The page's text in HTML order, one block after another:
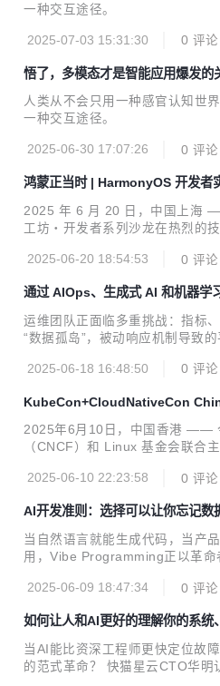
一种交互途径。
2025-07-03 15:31:30 0 评论
悟了，多模态才是智能应用爆发的
人类从不会只用一种感官认知世
一种交互途径。
2025-06-30 17:07:26 0 评论
鸿蒙正当时 | HarmonyOS 开发者
官
2025 年 6 月 20 日，中国上海
工坊・开发者系列沙龙在热烈的
2025-06-20 18:54:53 0 评论
通过 AIOps、生成式 AI 和机器学
测性
运维团队正面临多重挑战：指标
“数据孤岛”，被动响应机制导致
2025-06-18 16:48:50
0 评论
KubeCon+CloudNativeCon
幕，共绘云原生未来
2025年6月10日，中国香港 ——
（CNCF）和 Linux 基金会联合
重启幕。来自全球的开发者、技
发展。 盛会首日，汇集了来自
Akamai、阿里云、Arm、AWS
d、F5、Fortinet、ICON、
USE、KubeDB、科大讯飞等头
2025-06-10 22:23:58 0 评论
AI开发准则：选择可以让你忘记数
当自然语言就能生成代码，当产
用，Vibe Programming正以革命
性、指数级增长的计算账单、跨
月21日，张桓将出席OSC源创会·
《Vibe Programming 背后：谁
买单？》主题演讲。张桓将深入
2025-06-09 18:47:34 0 评论
如何让人和AI更好的理解你的系统
据？
当AI能比资深工程师更快定位故
的范式革命？ 快猫星云CTO华明